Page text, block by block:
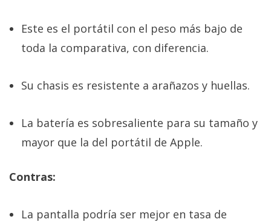
Este es el portátil con el peso más bajo de
toda la comparativa, con diferencia.
Su chasis es resistente a arañazos y huellas.
La batería es sobresaliente para su tamaño y
mayor que la del portátil de Apple.
Contras:
La pantalla podría ser mejor en tasa de